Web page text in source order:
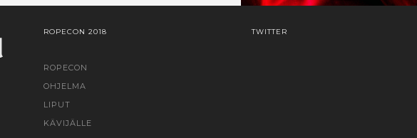
ROPECON 2018
ROPECON
OHJELMA
LIPUT
KÄVIJÄLLE
TWITTER